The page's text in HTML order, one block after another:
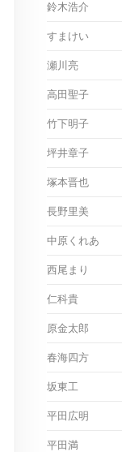
鈴木浩介
すまけい
瀬川亮
高田聖子
竹下明子
坪井章子
塚本晋也
長野里美
中原くれあ
西尾まり
仁科貴
原金太郎
春海四方
坂東工
平田広明
平田満